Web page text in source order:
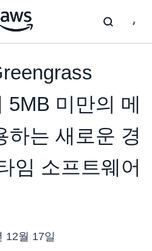
5MB 미만의 메
하는 새로운 경
임 소프트웨어
12월 17일